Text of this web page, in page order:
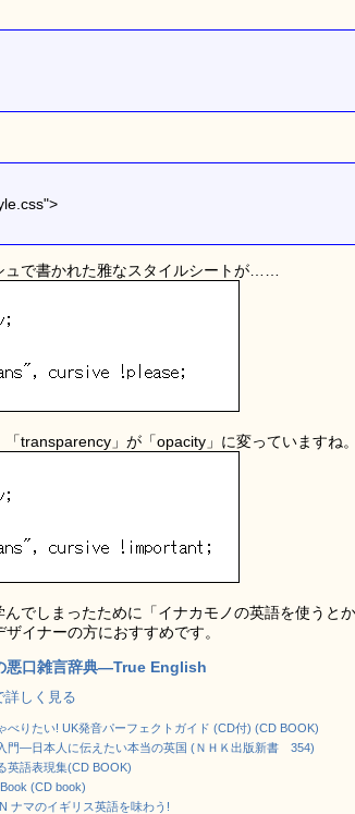
ュで書かれた雅なスタイルシートが……
transparency」が「opacity」に変っていますね。
でしまったために「イナカモノの英語を使うと
イナーの方におすすめです。
悪口雑言辞典―True English
詳しく見る
べりたい! UK発音パーフェクトガイド (CD付) (CD BOOK)
門―日本人に伝えたい本当の英国 (ＮＨＫ出版新書 354)
英語表現集(CD BOOK)
(CD book)
ナマのイギリス英語を味わう!